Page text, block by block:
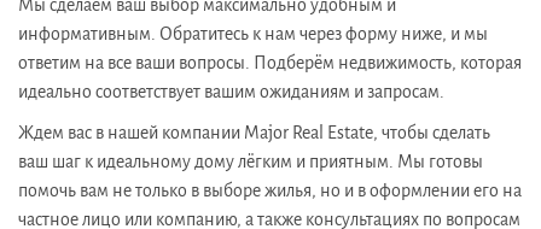
Мы сделаем ваш выбор максимально удобным и
информативным. Обратитесь к нам через форму ниже, и мы
ответим на все ваши вопросы. Подберём недвижимость, которая
идеально соответствует вашим ожиданиям и запросам.
Ждем вас в нашей компании Major Real Estate, чтобы сделать
ваш шаг к идеальному дому лёгким и приятным. Мы готовы
помочь вам не только в выборе жилья, но и в оформлении его на
частное лицо или компанию, а также консультациях по вопросам